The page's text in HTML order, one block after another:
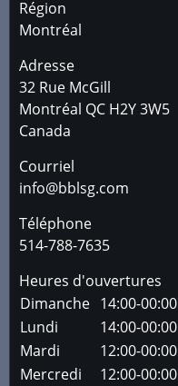
Région
Montréal
Adresse
32 Rue McGill
Montréal QC H2Y 3W5
Canada
Courriel
info@bblsg.com
Téléphone
514-788-7635
Heures d'ouvertures
Dimanche 14:00-00:00
Lundi
14:00-00:00
Mardi
12:00-00:00
Mercredi
12:00-00:00